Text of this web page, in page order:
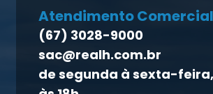
Política de qualidade
Atendimento ao titular
Canal de ética
Homeopet
Atendimento Comercial
(67) 3028-9000
sac@realh.com.br
de segunda à sexta-